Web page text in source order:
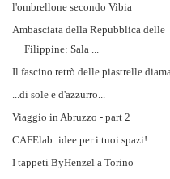
l'ombrellone secondo Vibia
Ambasciata della Repubblica delle
Filippine: Sala ...
Il fascino retrò delle piastrelle
...di sole e d'azzurro...
Viaggio in Abruzzo - part 2
CAFElab: idee per i tuoi spazi!
I tappeti ByHenzel a Torino